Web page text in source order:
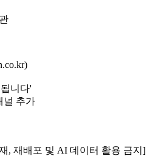
니다'
널 추가
, 재배포 및 AI 데이터 활용 금지]